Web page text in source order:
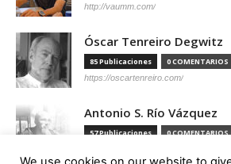
http://vaumm.com/
Óscar Tenreiro Degwitz
85 Publicaciones 0 COMENTARIOS
https://oscartenreiro.com/
Antonio S. Río Vázquez
57 Publicaciones 0 COMENTARIOS